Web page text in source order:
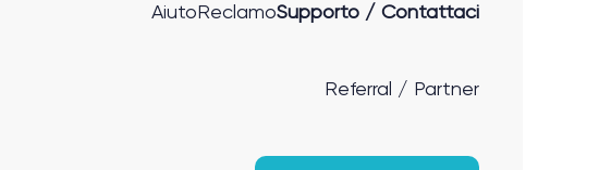
Aiuto ReclamoSupporto / Contattaci
Referral / Partner